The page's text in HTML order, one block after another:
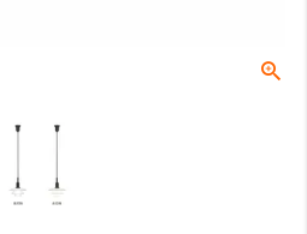
ください。